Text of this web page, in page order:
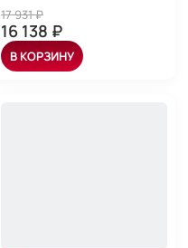
17 931 ₽
16 138 ₽
В КОРЗИНУ